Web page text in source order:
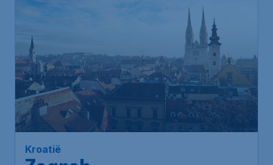
Kroatië